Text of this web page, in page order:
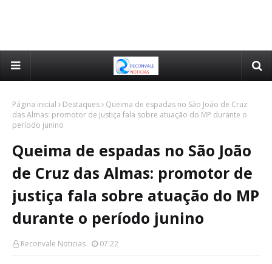
Página inicial Destaques
Queima de espadas no São João de Cruz
das Almas: promotor de justiça fala sobre atuação do MP durante o
período junino
Queima de espadas no São João
de Cruz das Almas: promotor de
justiça fala sobre atuação do MP
durante o período junino
Reconvale Noticias 07:22